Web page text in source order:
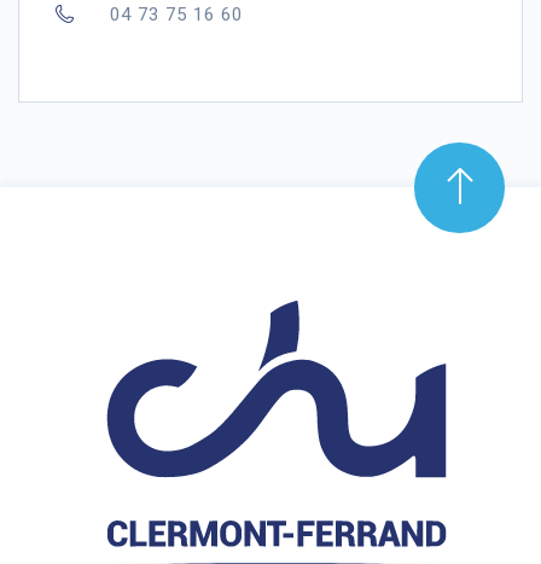
04 73 75 16 60